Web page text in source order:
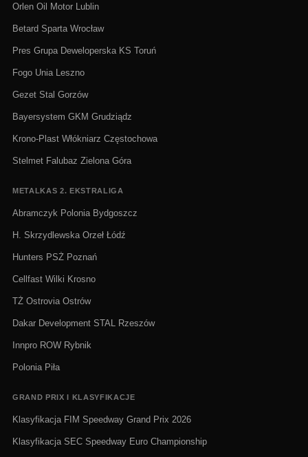
Orlen Oil Motor Lublin
Betard Sparta Wrocław
Pres Grupa Deweloperska KS Toruń
Fogo Unia Leszno
Gezet Stal Gorzów
Bayersystem GKM Grudziądz
Krono-Plast Włókniarz Częstochowa
Stelmet Falubaz Zielona Góra
METALKAS 2. EKSTRALIGA
Abramczyk Polonia Bydgoszcz
H. Skrzydlewska Orzeł Łódź
Hunters PSŻ Poznań
Cellfast Wilki Krosno
TŻ Ostrovia Ostrów
Dakar Development STAL Rzeszów
Innpro ROW Rybnik
Polonia Piła
GRAND PRIX I KLASYFIKACJE
Klasyfikacja FIM Speedway Grand Prix 2026
Klasyfikacja SEC Speedway Euro Championship